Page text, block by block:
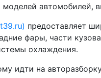
моделей автомобилей,
предоставляет
фары, части
охлаждения.
идти на